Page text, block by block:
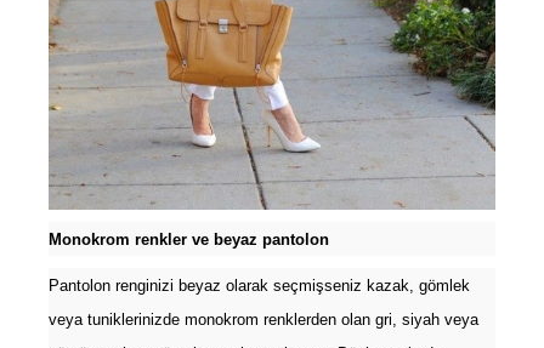
Monokrom renkler ve beyaz pantolon
Pantolon renginizi beyaz olarak seçmişseniz kazak, gömlek
veya tuniklerinizde monokrom renklerden olan gri, siyah veya